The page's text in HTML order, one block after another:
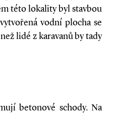
této lokality byl stavbou
vodní plocha se
lidé z karavanů by tady
betonové schody. Na